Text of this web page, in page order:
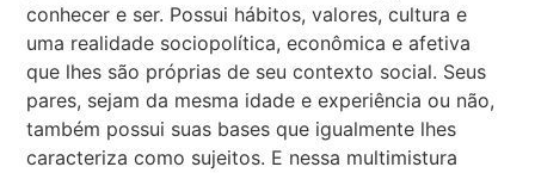
conhecer e ser. Possui hábitos, valores, cultura e
uma realidade sociopolítica, econômica e afetiva
que lhes são próprias de seu contexto social. Seus
pares, sejam da mesma idade e experiência ou não,
também possui suas bases que igualmente lhes
caracteriza como sujeitos. E nessa multimistura